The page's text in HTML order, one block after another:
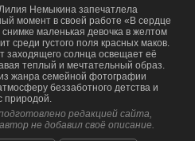
Немыкина запечатлела
момент в своей работе «В сердце
маленькая девочка в желтом
среди густого поля красных маков.
заходящего солнца освещает её
теплый и мечтательный образ.
жанра семейной фотографии
беззаботного детства и
природой.
редакцией сайта,
не добавил своё описание.